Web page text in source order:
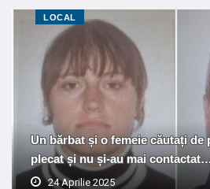
LOCAL
Un bărbat și o femeie căutați de
plecat și nu și-au mai
24 Aprilie 2025